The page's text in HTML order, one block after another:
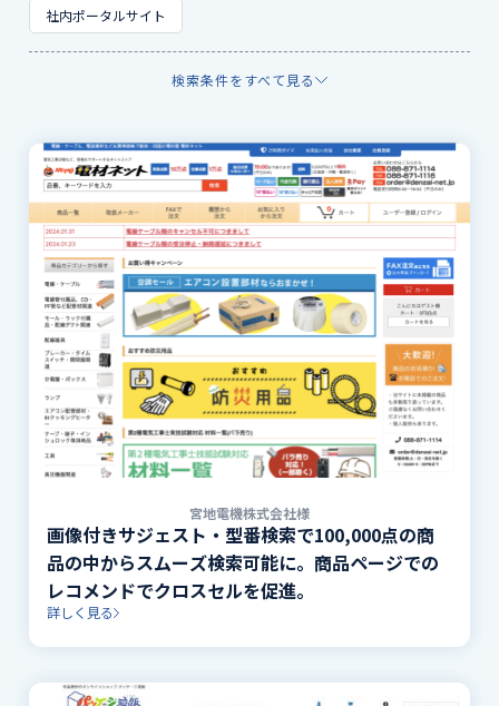
社内ポータルサイト
検索条件をすべて見る
宮地電機株式会社様
画像付きサジェスト・型番検索で100,000点の商
品の中からスムーズ検索可能に。商品ページでの
レコメンドでクロスセルを促進。
詳しく見る